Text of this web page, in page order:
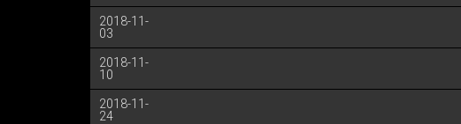
2018-11-
03
2018-11-
10
2018-11-
24